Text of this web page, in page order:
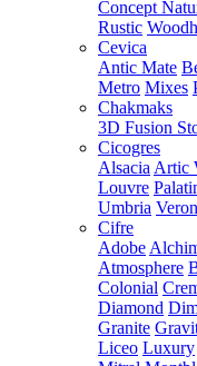
Concept
Rustic
Cevica
Antic Mate
Metro Mixes
Chakmaks
3D Fusion
Cicogres
Alsacia Artic
Louvre
Umbria
Cifre
Adobe
Atmosphere
Colonial
Diamond
Granite
Liceo Luxury